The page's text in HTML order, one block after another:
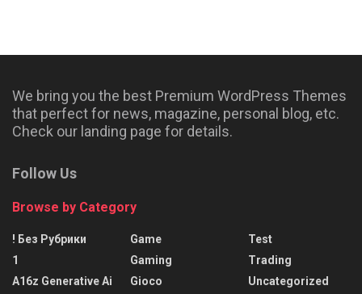
We bring you the best Premium WordPress Themes
that perfect for news, magazine, personal blog, etc.
Check our landing page for details.
Follow Us
Browse by Category
! Без Рубрики
1
A16z Generative Ai
Game
Gaming
Gioco
Test
Trading
Uncategorized